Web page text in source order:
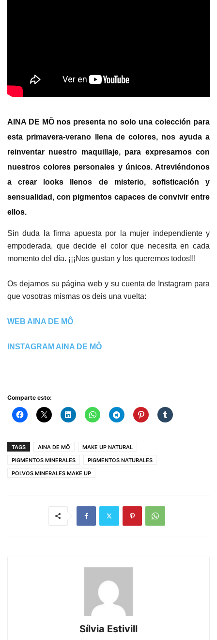
AINA DE MÔ nos presenta no solo una colección para
esta primavera-verano llena de colores, nos ayuda a
reinventar nuestro maquillaje, para expresarnos con
nuestros colores personales y únicos. Atreviéndonos
a crear looks llenos de misterio, sofisticación y
sensualidad, con pigmentos capaces de convivir entre
ellos.
Sin duda la firma apuesta por la mujer independiente y
empoderada, que decide el color que necesita en cada
momento del día. ¡¡¡Nos gustan y los queremos todos!!!
Os dejamos su página web y su cuenta de Instagram para
que vosotras mismas os deis una vuelta:
WEB AINA DE MÔ
INSTAGRAM AINA DE MÔ
Comparte esto:
TAGS AINA DE MÔ
MAKE UP NATURAL
PIGMENTOS MINERALES
PIGMENTOS NATURALES
POLVOS MINERALES MAKE UP
Sílvia Estivill